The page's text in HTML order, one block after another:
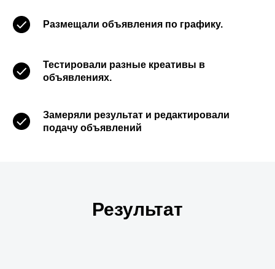
Размещали объявления по графику.
Тестировали разные креативы в
объявлениях.
Замеряли результат и редактировали
подачу объявлений
Результат